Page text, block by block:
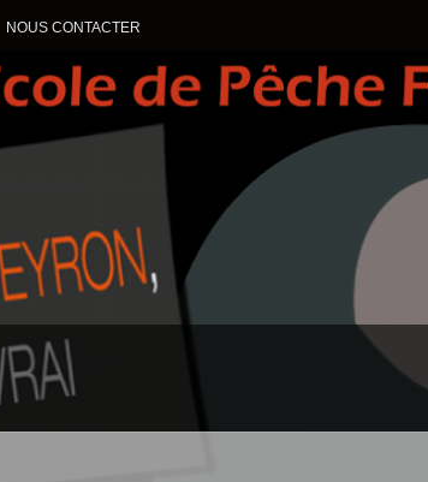
NOUS CONTACTER